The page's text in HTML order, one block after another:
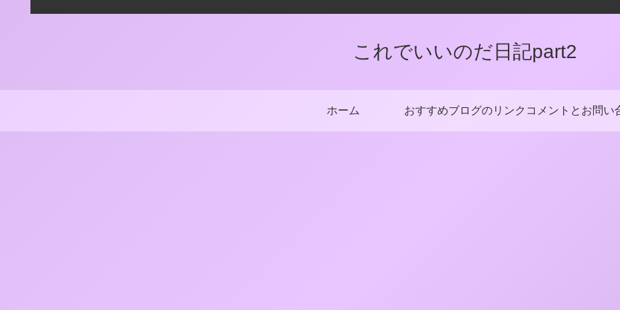
これでいいのだ日記part2
ホーム おすすめブログのリンク コメントとお問い